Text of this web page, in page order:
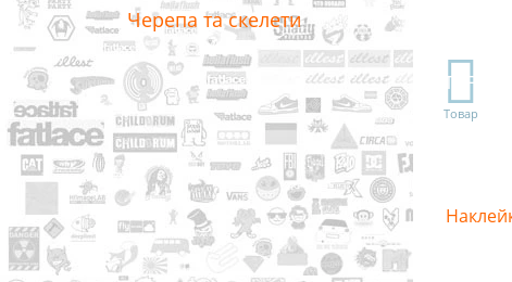
Черепа та скелети
TOP
Товар